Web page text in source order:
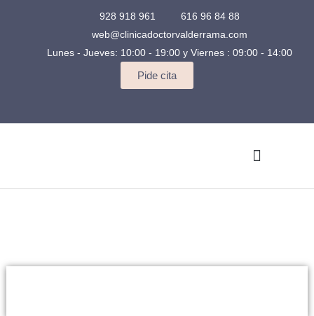
928 918 961
616 96 84 88
web@clinicadoctorvalderrama.com
Lunes - Jueves: 10:00 - 19:00 y Viernes : 09:00 - 14:00
Pide cita